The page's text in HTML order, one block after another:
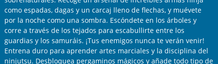
como espadas, dagas y un carcaj lleno de flechas, y muévete
por la noche como una sombra. Escóndete en los árboles y
corre a través de los tejados para escabullirte entre los
guardias y los samuráis. ¡Tus enemigos nunca te verán venir!
Entrena duro para aprender artes marciales y la disciplina del
ninjutsu. Desbloquea pergaminos mágicos y añade todo tipo de